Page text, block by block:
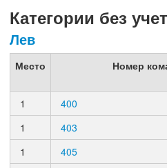
Категории без
Лев
Место Номер
1 400
1
403
1
405